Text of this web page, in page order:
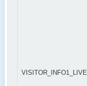
VISITOR_INFO1_LIVE